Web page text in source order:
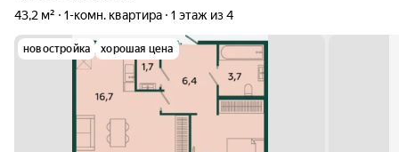
43,2 м²
1-комн. квартира 1 этаж из 4
новостройка хорошая цена